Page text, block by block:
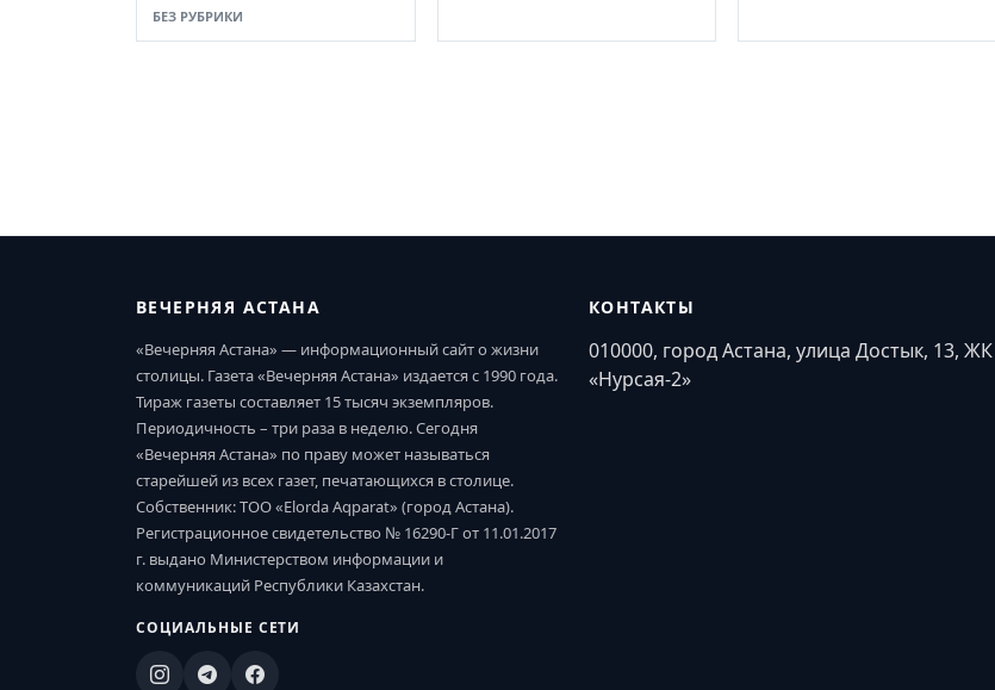
БЕЗ РУБРИКИ
ВЕЧЕРНЯЯ АСТАНА
«Вечерняя Астана» — информационный сайт о жизни
столицы. Газета «Вечерняя Астана» издается с 1990 года.
Тираж газеты составляет 15 тысяч экземпляров.
Периодичность – три раза в неделю. Сегодня
«Вечерняя Астана» по праву может называться
старейшей из всех газет, печатающихся в столице.
Собственник: ТОО «Elorda Aqparat» (город Астана).
Регистрационное свидетельство № 16290-Г от 11.01.2017
г. выдано Министерством информации и
коммуникаций Республики Казахстан.
СОЦИАЛЬНЫЕ СЕТИ
КОНТАКТЫ
010000, город Астана, улица Достык, 13, ЖК
«Нурсая-2»